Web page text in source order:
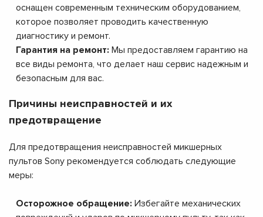
оснащен современным техническим оборудованием,
которое позволяет проводить качественную
диагностику и ремонт.
Гарантия на ремонт: Мы предоставляем гарантию на
все виды ремонта, что делает наш сервис надежным и
безопасным для вас.
Причины неисправностей и их
предотвращение
Для предотвращения неисправностей микшерных
пультов Sony рекомендуется соблюдать следующие
меры:
Осторожное обращение: Избегайте механических